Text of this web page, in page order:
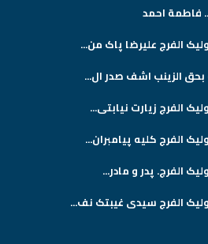
احمد
الفرج علیرضا پاک من...
بحق الزینب اشف صدر ال...
الفرج زیارت نیابتی...
الفرج کلیه پیامبران...
الفرج. پدر و مادر...
الفرج سیدی غیبتک نف...